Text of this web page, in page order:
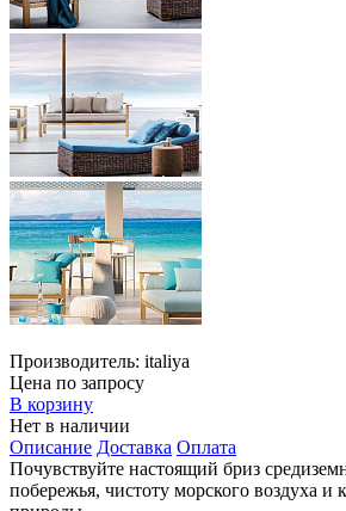
Производитель: italiya
Цена по запросу
В корзину
Нет в наличии
Описание Доставка Оплата
Почувствуйте настоящий бриз
побережья, чистоту морского воздуха